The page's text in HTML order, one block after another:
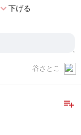
expand_more下げる
谷さとこ
playlist_add